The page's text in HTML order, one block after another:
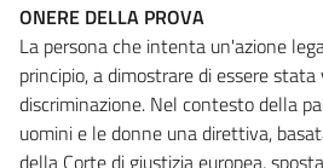
ONERE DELLA PROVA
La persona che intenta un'azione
principio, a dimostrare di essere
discriminazione. Nel contesto della
uomini e le donne una direttiva,
della Corte di giustizia europea,